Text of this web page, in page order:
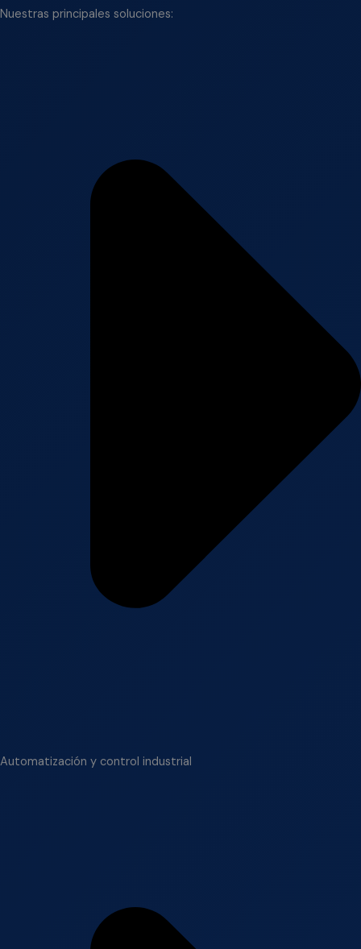
Nuestras principales soluciones:
Automatización y control industrial